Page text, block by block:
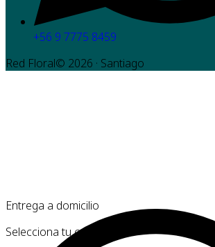
+56 9 7775 8459
Red Floral© 2026 · Santiago
Entrega a domicilio
Selecciona tu comuna